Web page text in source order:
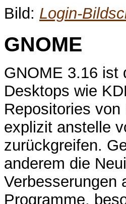
Bild: Login-
GNOME
GNOME 3.16 ist
Desktops wie
Repositories
explizit anstelle
zurückgreifen.
anderem die
Verbesserungen
Programme,